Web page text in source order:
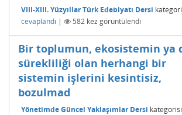
VIII-XIII. Yüzyıllar Türk Edebiyatı Dersi
cevaplandı | 582 kez görüntülendi
Bir toplumun, ekosistemin ya
sürekliliği olan herhangi bir
sistemin işlerini kesintisiz,
bozulmad
Yönetimde Güncel Yaklaşımlar Dersi